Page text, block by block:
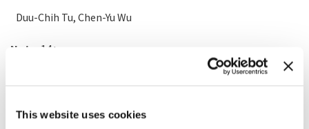
This website uses cookies
Duu-Chih Tu, Chen-Yu Wu
Nota: 14+